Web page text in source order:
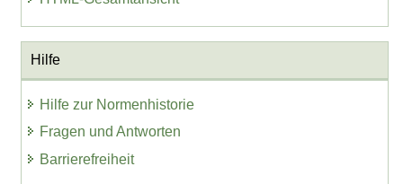
Hilfe
Hilfe zur Normenhistorie
Fragen und Antworten
Barrierefreiheit